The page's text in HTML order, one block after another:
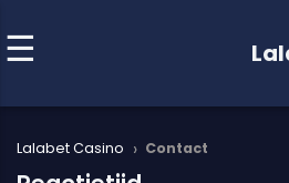
Lalabet Casino › Contact